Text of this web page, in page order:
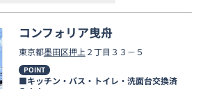
コンフォリア曳舟
東京都墨田区押上２丁目３３－５
POINT
■キッチン・バス・トイレ・洗面台交換済